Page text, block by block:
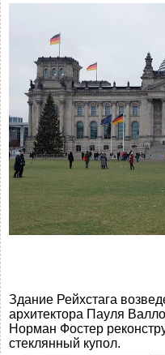
Здание Рейхстага
архитектора Пауля
Норман Фостер
стеклянный купол.